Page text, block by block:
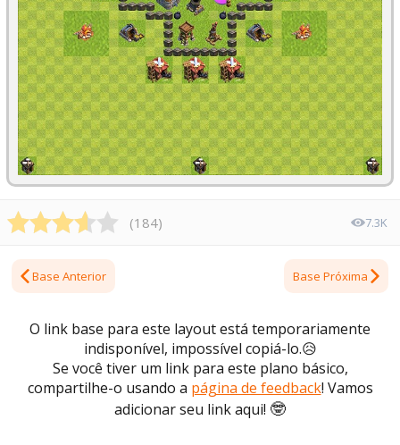
(184) 7.3K
Base Anterior Base Próxima
O link base para este layout está temporariamente
indisponível, impossível copiá-lo.😥
Se você tiver um link para este plano básico,
compartilhe-o usando a página de feedback! Vamos
adicionar seu link aqui! 🤓